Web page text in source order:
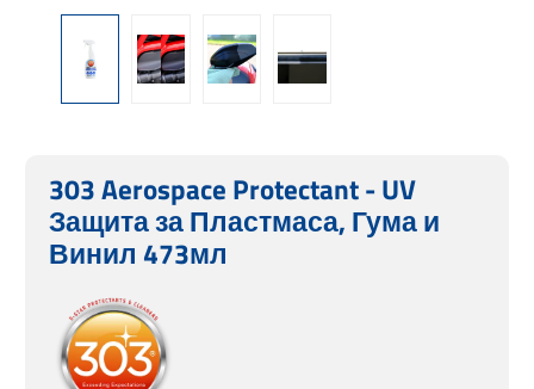
303 Aerospace Protectant - UV
Защита за Пластмаса, Гума и
Винил 473мл